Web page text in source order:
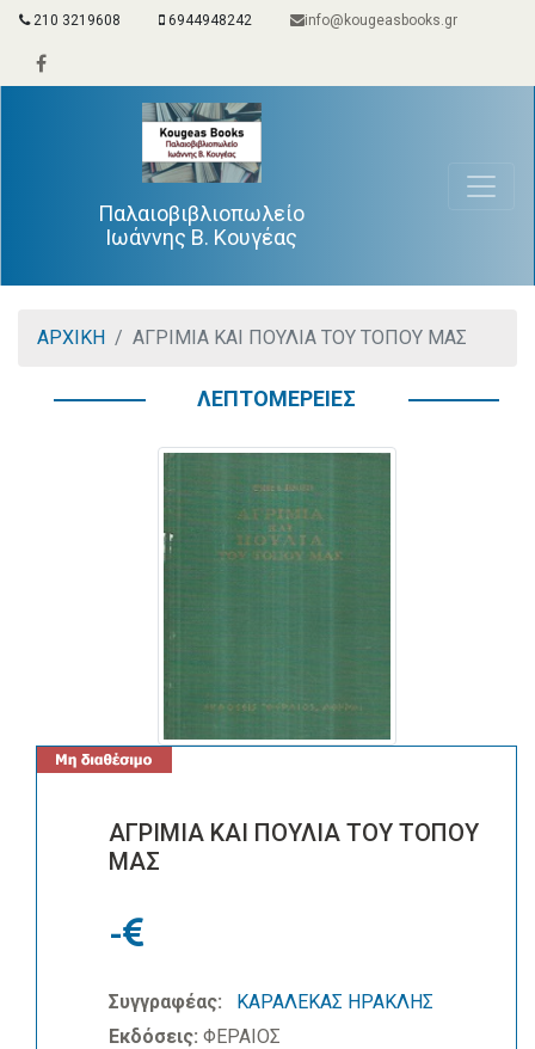
210 3219608 6944948242 info@kougeasbooks.gr
Παλαιοβιβλιοπωλείο
Ιωάννης Β. Κουγέας
ΑΡΧΙΚΗ ΑΓΡΙΜΙΑ ΚΑΙ ΠΟΥΛΙΑ ΤΟΥ ΤΟΠΟΥ ΜΑΣ
ΛΕΠΤΟΜΕΡΕΙΕΣ
ΑΓΡΙΜΙΑ ΚΑΙ ΠΟΥΛΙΑ ΤΟΥ ΤΟΠΟΥ
ΜΑΣ
-
Συγγραφέας:
ΚΑΡΑΛΕΚΑΣ ΗΡΑΚΛΗΣ
Εκδόσεις: ΦΕΡΑΙΟΣ